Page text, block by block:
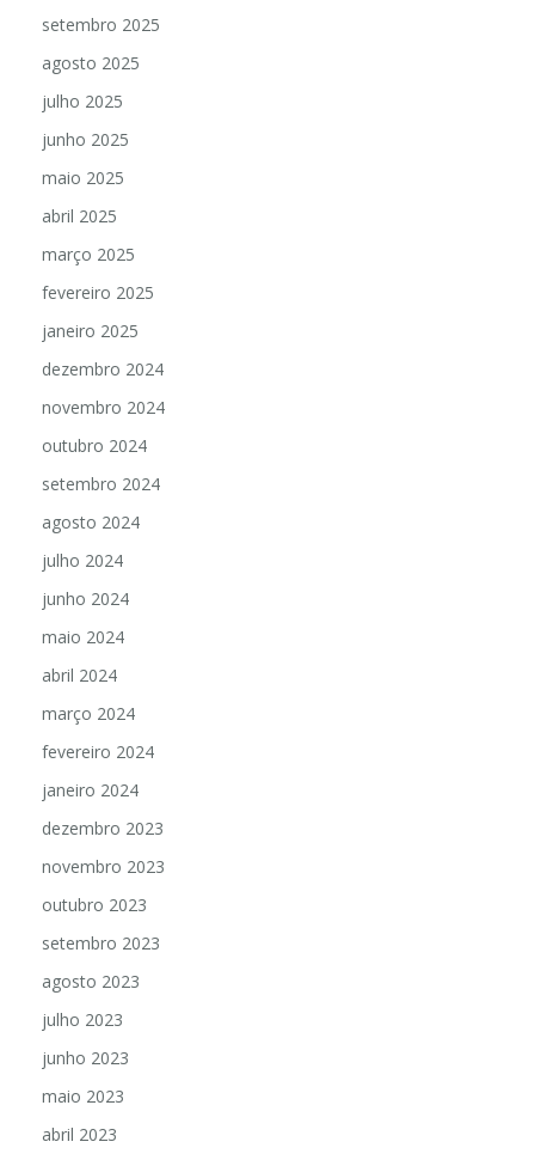
setembro 2025
agosto 2025
julho 2025
junho 2025
maio 2025
abril 2025
março 2025
fevereiro 2025
janeiro 2025
dezembro 2024
novembro 2024
outubro 2024
setembro 2024
agosto 2024
julho 2024
junho 2024
maio 2024
abril 2024
março 2024
fevereiro 2024
janeiro 2024
dezembro 2023
novembro 2023
outubro 2023
setembro 2023
agosto 2023
julho 2023
junho 2023
maio 2023
abril 2023